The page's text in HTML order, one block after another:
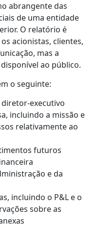
abrangente das
de uma entidade
O relatório é
acionistas, clientes,
mas a
ao público.
o seguinte:
executivo
incluindo a missão e
relativamente ao
futuros
e da
incluindo o P&L e o
sobre as